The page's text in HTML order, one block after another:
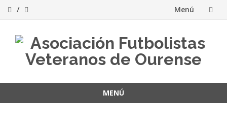
Menú
contenido
MENÚ